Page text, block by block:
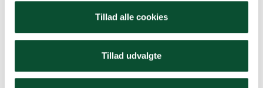
Tillad alle cookies
Tillad udvalgte
om de gode initiativer, de har fået gjort for mere
Elevinddragelse i deres kommune
interessant at følge med i de forskellige måder, som de